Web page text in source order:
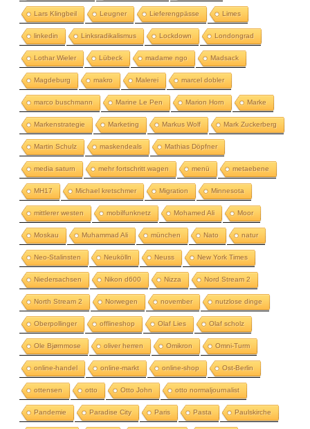
Lars Klingbeil Leugner Lieferengpässe Limes
linkedin Linksradikalismus Lockdown Londongrad
Lothar Wieler Lübeck madame ngo Madsack
Magdeburg makro Malerei marcel dobler
marco buschmann Marine Le Pen Marion Horn Marke
Markenstrategie Marketing Markus Wolf Mark Zuckerberg
Martin Schulz maskendeals Mathias Döpfner
media saturn mehr fortschritt wagen menü metaebene
MH17 Michael kretschmer Migration Minnesota
mittlerer westen mobilfunknetz Mohamed Ali Moor
Moskau Muhammad Ali münchen Nato natur
Neo-Stalinsten Neukölln Neuss New York Times
Niedersachsen Nikon d600 Nizza Nord Stream 2
North Stream 2 Norwegen november nutzlose dinge
Oberpollinger offlineshop Olaf Lies Olaf scholz
Ole Bjørnmose oliver herren Omikron Omni-Turm
online-handel online-markt online-shop Ost-Berlin
ottensen otto Otto John otto normaljournalist
Pandemie Paradise City Paris Pasta Paulskirche